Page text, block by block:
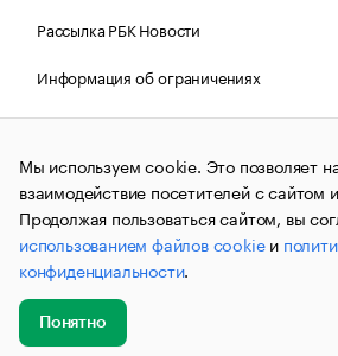
Рассылка РБК Новости
Информация об ограничениях
Правовая информация
О
© АО «РОСБИЗНЕСКОНСАЛТИНГ»,
и материалы информационного
(зарегистрировано Федеральной
связи, информационных технологий и
коммуникаций (Роскомнадзор)
№ФС77-63848) сопровождаются
публикации могут содержать
не предназначенную для пользователей
до 18 лет.
Мы используем cookie. Это позволяет
взаимодействие посетителей с сайтом
Продолжая пользоваться сайтом, вы
использованием файлов cookieи
конфиденциальности.
Понятно